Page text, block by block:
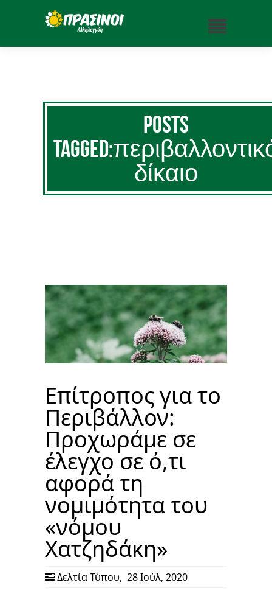
Posts
δίκαιο
Επίτροπος για το
Περιβάλλον:
Προχωράμε σε
έλεγχο σε ό,τι
αφορά τη
νομιμότητα του
«νόμου
Χατζηδάκη»
Δελτία Τύπου, 28 Ιούλ, 2020